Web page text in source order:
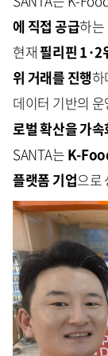
에 직접 공급하는
현재 필리핀
위 거래를 진행하
데이터 기반의
로벌 확산을 가
SANTA는 K-
플랫폼 기업으로